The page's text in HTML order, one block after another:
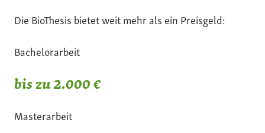
Die BioThesis bietet weit mehr als ein Preisgeld:
Bachelorarbeit
bis zu 2.000 €
Masterarbeit